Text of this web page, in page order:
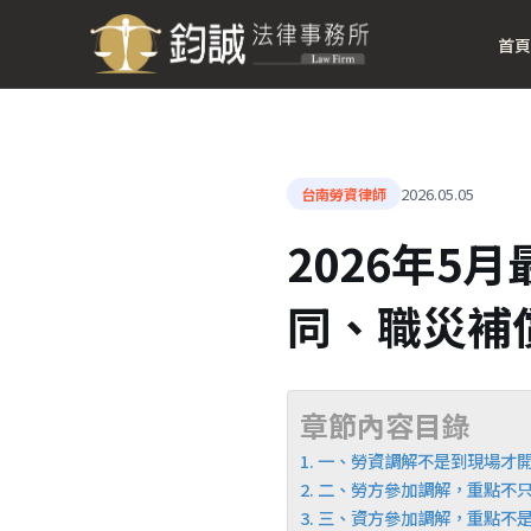
首頁
台南勞資律師 2026.05.05
2026年5月
同、職災補
章節內容目錄
一、勞資調解不是到現場才
二、勞方參加調解，重點不
三、資方參加調解，重點不